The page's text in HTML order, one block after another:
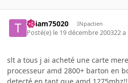
Thiam75020 INpactien
Posté(e) le 19 décembre 200322 a
slt a tous j ai acheté une carte
processeur amd 2800+ barton en